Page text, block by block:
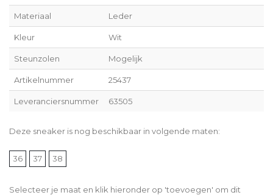
Materiaal Leder
Kleur Wit
Steunzolen Mogelijk
Artikelnummer 25437
Leveranciersnummer 63505
Deze sneaker is nog beschikbaar in volgende maten:
36 37 38
Selecteer je maat en klik hieronder op 'toevoegen' om dit